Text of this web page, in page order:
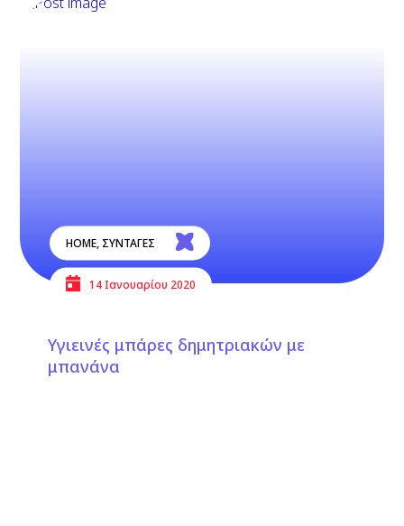
HOME, ΣΥΝΤΑΓΕΣ
14 Ιανουαρίου 2020
Υγιεινές μπάρες δημητριακών με
μπανάνα